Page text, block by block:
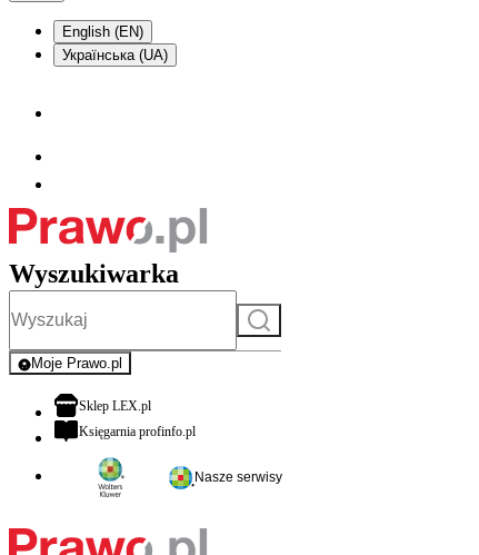
English (EN)
Українська (UA)
Wyszukiwarka
Szukaj
Moje Prawo.pl
- rejestracja i logowanie do serwisu
Sklep LEX.plotwiera się w nowej karcie
Księgarnia profinfo.plotwiera się w nowej karcie
Nasze serwisy